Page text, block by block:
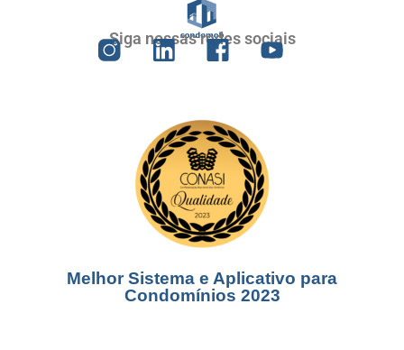
Siga nossas redes sociais
Melhor Sistema e Aplicativo para
Condomínios 2023